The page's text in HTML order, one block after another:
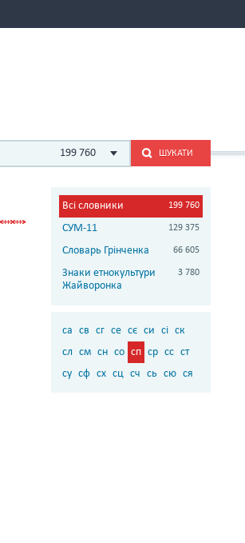
199 760 ШУКАТИ
Всі словники 199 760
СУМ-11 129 375
Словарь Грінченка 66 605
Знаки етнокультури
Жайворонка
3 780
са св сг се сє си сі ск
сл см сн со сп ср сс ст
су сф сх сц сч сь сю ся